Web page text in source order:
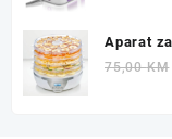
Aparat
75,00KM